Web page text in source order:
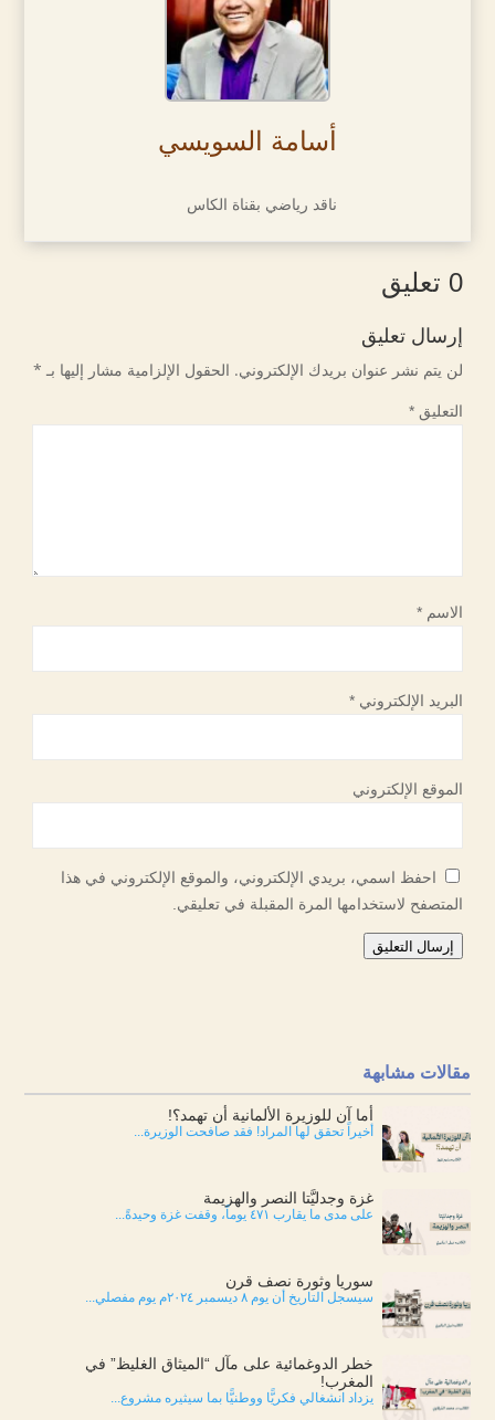
مقالات مشابهة
أما آن للوزيرة الألمانية أن تهمد؟!
أخيراً تحقق لها المراد! فقد صافحت الوزيرة...
غزة وجدليَّتا النصر والهزيمة
على مدى ما يقارب ٤٧١ يوماً، وقفت غزة وحيدةً...
سوريا وثورة نصف قرن
سيسجل التاريخ أن يوم ٨ ديسمبر ٢٠٢٤م يوم مفصلي...
خطر الدوغمائية على مآل “الميثاق الغليظ” في
المغرب!
يزداد انشغالي فكريًّا ووطنيًّا بما سيثيره مشروع...
أسامة السويسي
ناقد رياضي بقناة الكاس
0 تعليق
إرسال تعليق
لن يتم نشر عنوان بريدك الإلكتروني. الحقول الإلزامية مشار إليها بـ *
التعليق*
الاسم*
البريد الإلكتروني*
الموقع الإلكتروني
احفظ اسمي، بريدي الإلكتروني، والموقع الإلكتروني في هذا
المتصفح لاستخدامها المرة المقبلة في تعليقي.
إرسال التعليق